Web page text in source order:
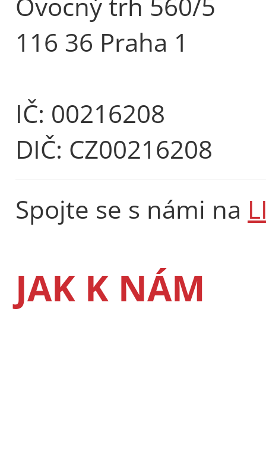
116 36 Praha 1
IČ: 00216208
DIČ: CZ00216208
Spojte se s námi na
JAK K NÁM